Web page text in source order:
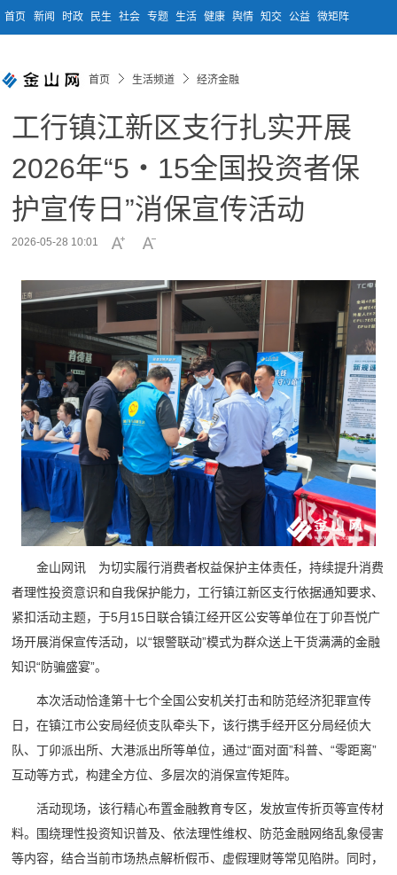
首页 新闻 时政 民生 社会 专题 生活 健康 舆情 知交 公益 微矩阵
首页 生活频道 经济金融
工行镇江新区支行扎实开展
2026年“5・15全国投资者保
护宣传日”消保宣传活动
2026-05-28 10:01
金山网讯 为切实履行消费者权益保护主体责任，持续提升消费
者理性投资意识和自我保护能力，工行镇江新区支行依据通知要求、
紧扣活动主题，于5月15日联合镇江经开区公安等单位在丁卯吾悦广
场开展消保宣传活动，以“银警联动”模式为群众送上干货满满的金融
知识“防骗盛宴”。
本次活动恰逢第十七个全国公安机关打击和防范经济犯罪宣传
日，在镇江市公安局经侦支队牵头下，该行携手经开区分局经侦大
队、丁卯派出所、大港派出所等单位，通过“面对面”科普、“零距离”
互动等方式，构建全方位、多层次的消保宣传矩阵。
活动现场，该行精心布置金融教育专区，发放宣传折页等宣传材
料。围绕理性投资知识普及、依法理性维权、防范金融网络乱象侵害
等内容，结合当前市场热点解析假币、虚假理财等常见陷阱。同时，